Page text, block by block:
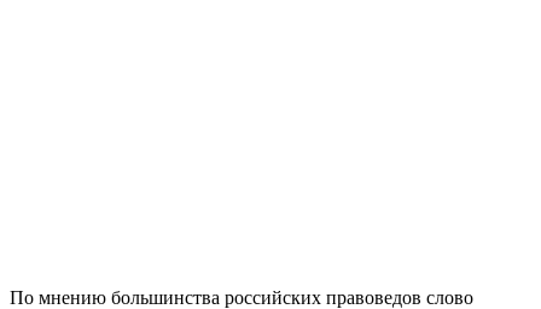
По мнению большинства российских правоведов слово